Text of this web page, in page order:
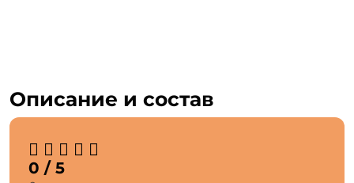
Описание и состав
0 / 5